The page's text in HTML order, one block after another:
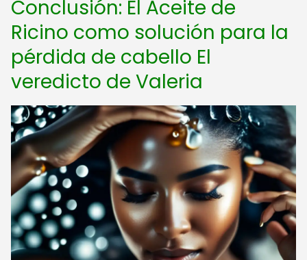
Conclusión: El Aceite de
Ricino como solución para la
pérdida de cabello El
veredicto de Valeria